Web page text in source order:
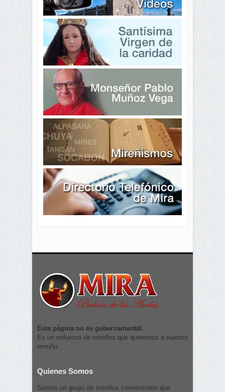
Esta página no es gubernamental.
Es un esfuerzo de mireños que queremos a nuestro
terruño.
Quienes Somos
Somos un grupo de mireños convencidos que